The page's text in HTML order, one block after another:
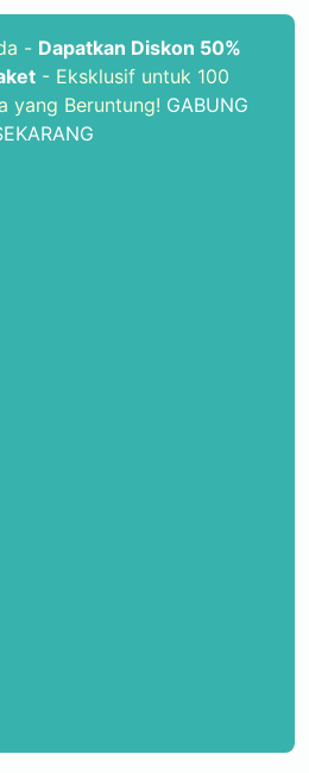
- Dapatkan Diskon 50%
- Eksklusif untuk 100
yang Beruntung! GABUNG